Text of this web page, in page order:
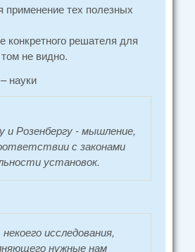
тех полезных
решателя для
не видно.
науки
и Розенбергу - мышление,
с законами
установок.
исследования,
нужные нам